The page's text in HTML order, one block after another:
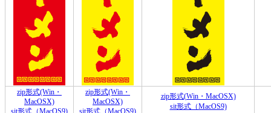
zip形式(Win・
MacOSX)
sit形式（MacOS9)
zip形式(Win・
MacOSX)
sit形式（MacOS9)
zip形式(Win・MacOSX)
sit形式（MacOS9)